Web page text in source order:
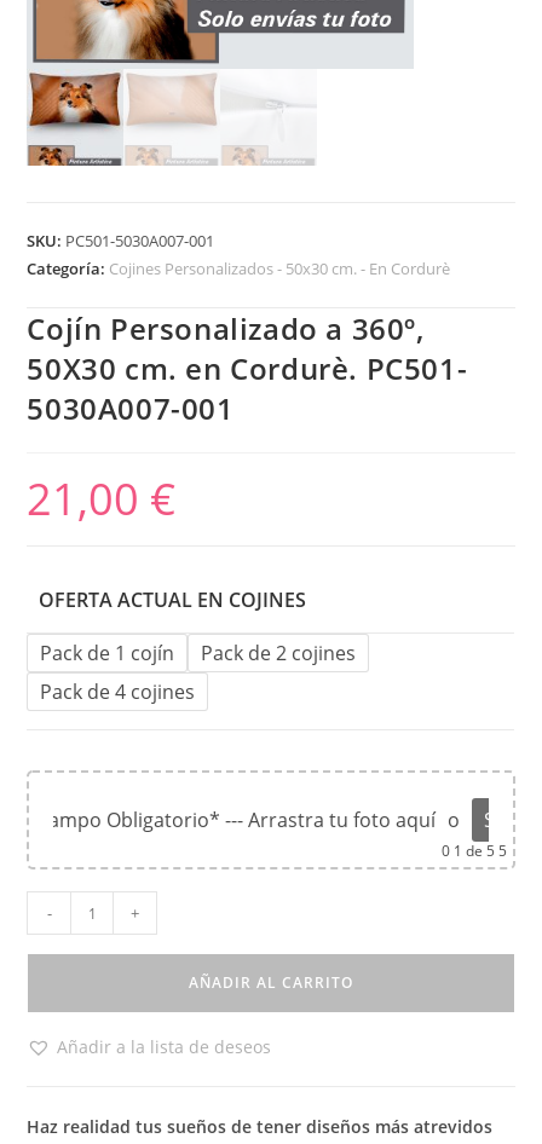
SKU: PC501-5030A007-001
Categoría: Cojines Personalizados - 50x30 cm. - En Cordurè
Cojín Personalizado a 360º,
50X30 cm. en Cordurè. PC501-
5030A007-001
21,00 €
OFERTA ACTUAL EN COJINES
Pack de 1 cojín
Pack de 2 cojines
Pack de 4 cojines
*Campo Obligatorio* --- Arrastra tu foto aquí o
01 de 5 5
- +
AÑADIR AL CARRITO
Añadir a la lista de deseos
Haz realidad tus sueños de tener diseños más atrevidos